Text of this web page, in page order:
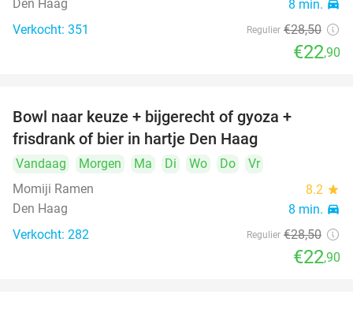
Den Haag 8 min. directions_car
Verkocht: 351 Regulier €28,50
€22,90
Bowl naar keuze + bijgerecht of gyoza +
frisdrank of bier in hartje Den Haag
Vandaag Morgen Ma Di Wo Do
Vr
Momiji Ramen
8.2 star
Den Haag 8 min. directions_car
Verkocht: 282 Regulier €28,50
€22,90